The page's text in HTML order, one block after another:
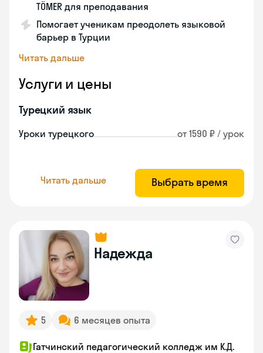
TÖMER для преподавания
Помогает ученикам преодолеть языковой
барьер в Турции
Читать дальше
Услуги и цены
Турецкий язык
Уроки турецкого от 1590 ₽ / урок
Читать дальше Выбрать время
Надежда
5 6 месяцев опыта
Гатчинский педагогический колледж им К.Д.